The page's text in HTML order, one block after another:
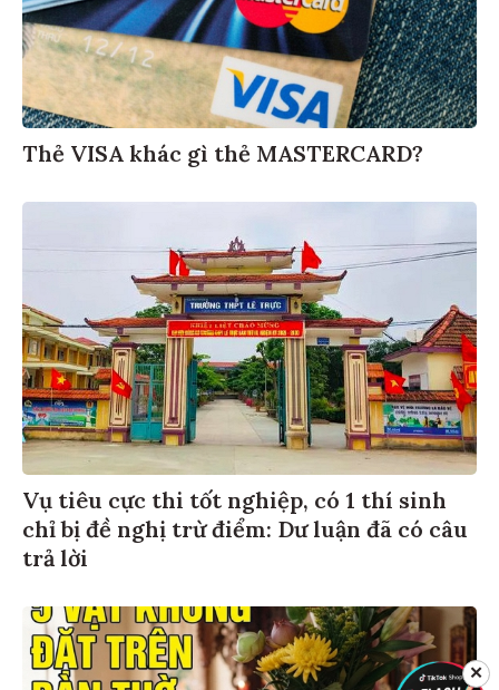
Thẻ VISA khác gì thẻ MASTERCARD?
Vụ tiêu cực thi tốt nghiệp, có 1 thí sinh
chỉ bị đề nghị trừ điểm: Dư luận đã có câu
trả lời
✕